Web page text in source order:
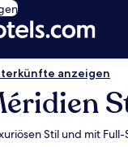
anzeigen
Stil und mit